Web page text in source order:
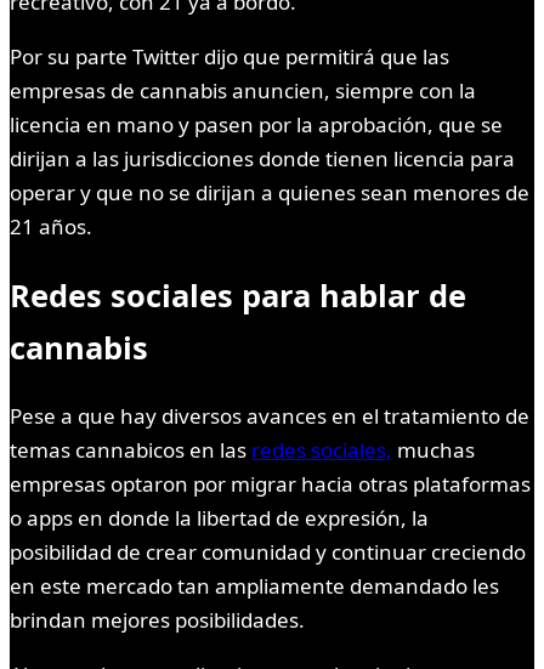
Por su parte Twitter dijo que permitirá que las
empresas de cannabis anuncien, siempre con la
licencia en mano y pasen por la aprobación, que se
dirijan a las jurisdicciones donde tienen licencia para
operar y que no se dirijan a quienes sean menores de
21 años.
Redes sociales para hablar de
cannabis
Pese a que hay diversos avances en el tratamiento de
temas cannabicos en las redes sociales, muchas
empresas optaron por migrar hacia otras plataformas
o apps en donde la libertad de expresión, la
posibilidad de crear comunidad y continuar creciendo
en este mercado tan ampliamente demandado les
brindan mejores posibilidades.